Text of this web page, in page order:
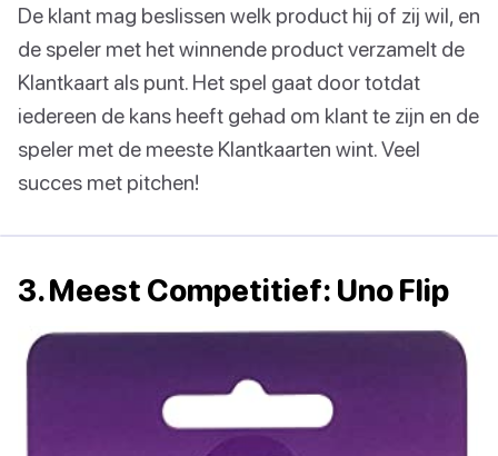
De klant mag beslissen welk product hij of zij wil, en
de speler met het winnende product verzamelt de
Klantkaart als punt. Het spel gaat door totdat
iedereen de kans heeft gehad om klant te zijn en de
speler met de meeste Klantkaarten wint. Veel
succes met pitchen!
3. Meest Competitief: Uno Flip